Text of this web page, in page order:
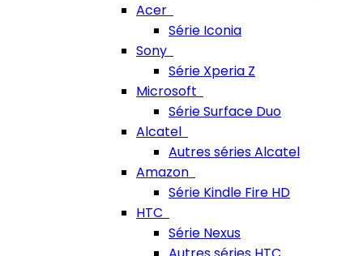
Acer
Série Iconia
Sony
Série Xperia Z
Microsoft
Série Surface Duo
Alcatel
Autres séries Alcatel
Amazon
Série Kindle Fire HD
HTC
Série Nexus